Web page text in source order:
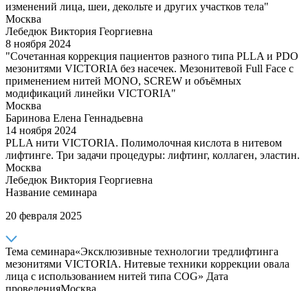
изменений лица, шеи, декольте и других участков тела"
Москва
Лебедюк Виктория Георгиевна
8 ноября 2024
"Сочетанная коррекция пациентов разного типа PLLA и PDO
мезонитями VICTORIA без насечек. Мезонитевой Full Face с
применением нитей MONO, SCREW и объёмных
модификаций линейки VICTORIA"
Москва
Баринова Елена Геннадьевна
14 ноября 2024
PLLA нити VICTORIA. Полимолочная кислота в нитевом
лифтинге. Три задачи процедуры: лифтинг, коллаген, эластин.
Москва
Лебедюк Виктория Георгиевна
Название семинара
20 февраля 2025
Тема семинара«Эксклюзивные технологии тредлифтинга
мезонитями VICTORIA. Нитевые техники коррекции овала
лица с использованием нитей типа COG» Дата
проведенияМосква